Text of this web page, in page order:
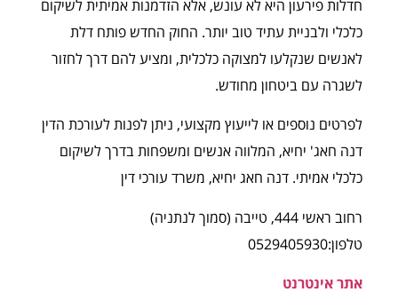
חדלות פירעון היא לא עונש, אלא הזדמנות אמיתית לשיקום
כלכלי ולבניית עתיד טוב יותר. החוק החדש פותח דלת
לאנשים שנקלעו למצוקה כלכלית, ומציע להם דרך לחזור
לשגרה עם ביטחון מחודש.
לפרטים נוספים או לייעוץ מקצועי, ניתן לפנות לעורכת הדין
דנה חאג' יחיא, המלווה אנשים ומשפחות בדרך לשיקום
כלכלי אמיתי. דנה חאג יחיא, משרד עורכי דין
רחוב ראשי 444, טייבה (סמוך לנתניה)
טלפון:0529405930
אתר אינטרנט